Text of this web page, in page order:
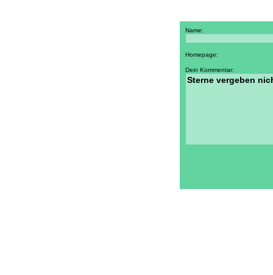
Name:
Homepage:
Dein Kommentar: